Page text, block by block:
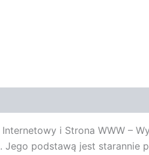
i Strona WWW –
Jego podstawą jest starannie